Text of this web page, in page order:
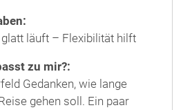
läuft – Flexibilität hilft
zu mir?:
Gedanken, wie lange
gehen soll. Ein paar